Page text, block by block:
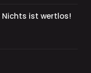
Nichts ist wertlos!